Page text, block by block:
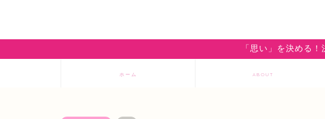
「思い」を決める
ホーム ABOUT